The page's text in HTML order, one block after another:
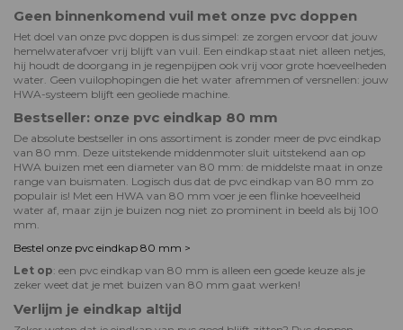
Geen binnenkomend vuil met onze pvc doppen
Het doel van onze pvc doppen is dus simpel: ze zorgen ervoor dat jouw
hemelwaterafvoer vrij blijft van vuil. Een eindkap staat niet alleen netjes,
hij houdt de doorgang in je regenpijpen ook vrij voor grote hoeveelheden
water. Geen vuilophopingen die het water afremmen of versnellen: jouw
HWA-systeem blijft een geoliede machine.
Bestseller: onze pvc eindkap 80 mm
De absolute bestseller in ons assortiment is zonder meer de pvc eindkap
van 80 mm. Deze uitstekende middenmoter sluit uitstekend aan op
HWA buizen met een diameter van 80 mm: de middelste maat in onze
range van buismaten. Logisch dus dat de pvc eindkap van 80 mm zo
populair is! Met een HWA van 80 mm voer je een flinke hoeveelheid
water af, maar zijn je buizen nog niet zo prominent in beeld als bij 100
mm.
Bestel onze pvc eindkap 80 mm >
Let op: een pvc eindkap van 80 mm is alleen een goede keuze als je
zeker weet dat je met buizen van 80 mm gaat werken!
Verlijm je eindkap altijd